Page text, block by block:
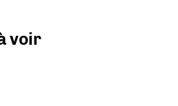
voir